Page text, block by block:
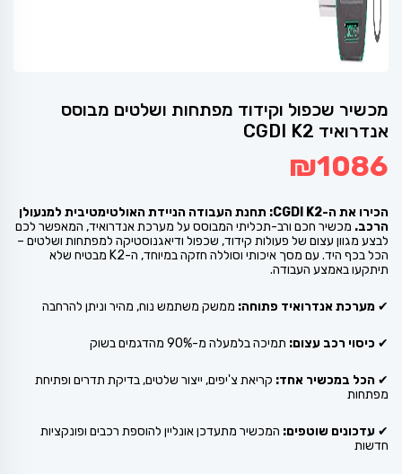
מכשיר שכפול וקידוד מפתחות ושלטים מבוסס
אנדרואיד CGDI K2
₪1086
הכירו את ה-CGDI K2: תחנת העבודה הניידת האולטימטיבית למנעולן
הרכב. מכשיר חכם ורב-תכליתי המבוסס על מערכת אנדרואיד, המאפשר לכם
לבצע מגוון עצום של פעולות קידוד, שכפול ודיאגנוסטיקה למפתחות ושלטים –
הכל בכף היד. עם מסך איכותי וסוללה חזקה במיוחד, ה-K2 מבטיח שלא
תיתקעו באמצע העבודה.
✔ מערכת אנדרואיד פתוחה: ממשק משתמש נוח, מהיר וניתן להרחבה
✔ כיסוי רכב עצום: תמיכה בלמעלה מ-90% מהדגמים בשוק
✔ הכל במכשיר אחד: קריאת צ'יפים, ייצור שלטים, בדיקת תדרים ופתיחת
מפתחות
✔ עדכונים שוטפים: המכשיר מתעדכן אונליין להוספת רכבים ופונקציות
חדשות